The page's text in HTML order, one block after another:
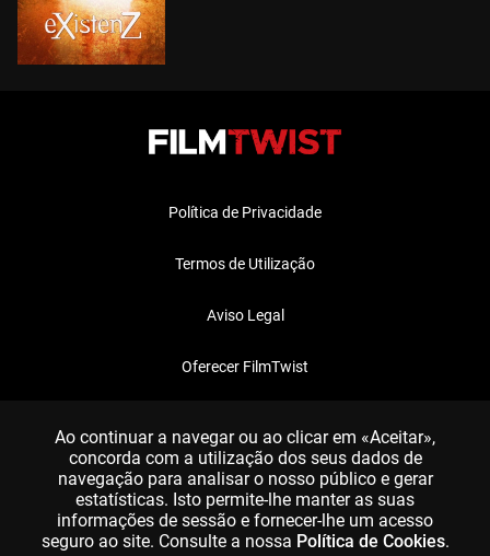
Política de Privacidade
Termos de Utilização
Aviso Legal
Oferecer FilmTwist
Ao continuar a navegar ou ao clicar em «Aceitar»,
concorda com a utilização dos seus dados de
navegação para analisar o nosso público e gerar
estatísticas. Isto permite-lhe manter as suas
informações de sessão e fornecer-lhe um acesso
seguro ao site. Consulte a nossa Política de Cookies.